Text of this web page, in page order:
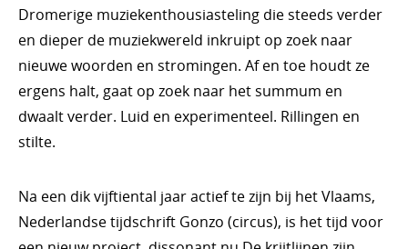
Dromerige muziekenthousiasteling die steeds verder
en dieper de muziekwereld inkruipt op zoek naar
nieuwe woorden en stromingen. Af en toe houdt ze
ergens halt, gaat op zoek naar het summum en
dwaalt verder. Luid en experimenteel. Rillingen en
stilte.
Na een dik vijftiental jaar actief te zijn bij het Vlaams,
Nederlandse tijdschrift Gonzo (circus), is het tijd voor